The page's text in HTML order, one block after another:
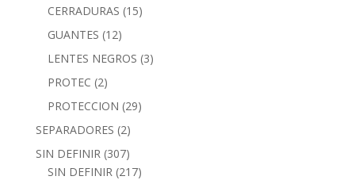
CERRADURAS (15)
GUANTES (12)
LENTES NEGROS (3)
PROTEC (2)
PROTECCION (29)
SEPARADORES (2)
SIN DEFINIR (307)
SIN DEFINIR (217)